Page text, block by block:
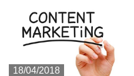
18/04/2018